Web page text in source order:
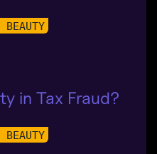
in Tax Fraud?